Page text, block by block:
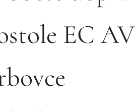
EC